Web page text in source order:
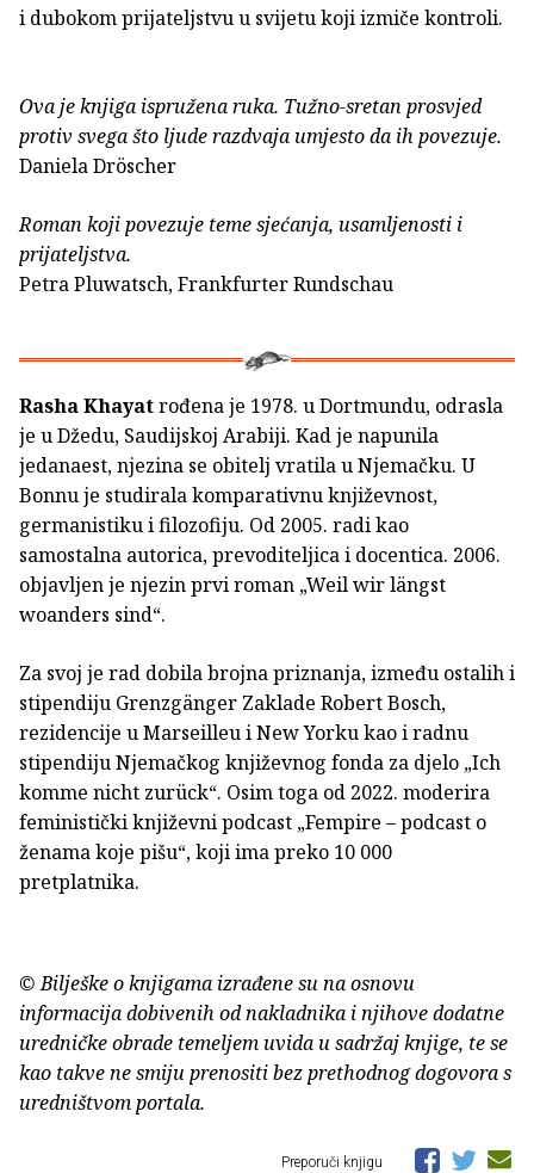
i dubokom prijateljstvu u svijetu koji izmiče kontroli.
Ova je knjiga ispružena ruka. Tužno-sretan prosvjed
protiv svega što ljude razdvaja umjesto da ih povezuje.
Daniela Dröscher
Roman koji povezuje teme sjećanja, usamljenosti i
prijateljstva.
Petra Pluwatsch, Frankfurter Rundschau
Rasha Khayatrođena je 1978. u Dortmundu, odrasla
je u Džedu, Saudijskoj Arabiji. Kad je napunila
jedanaest, njezina se obitelj vratila u Njemačku. U
Bonnu je studirala komparativnu književnost,
germanistiku i filozofiju. Od 2005. radi kao
samostalna autorica, prevoditeljica i docentica. 2006.
objavljen je njezin prvi roman „Weil wir längst
woanders sind“.
Za svoj je rad dobila brojna priznanja, između ostalih i
stipendiju Grenzgänger Zaklade Robert Bosch,
rezidencije u Marseilleu i New Yorku kao i radnu
stipendiju Njemačkog književnog fonda za djelo „Ich
komme nicht zurück“. Osim toga od 2022. moderira
feministički književni podcast „Fempire – podcast o
ženama koje pišu“, koji ima preko 10 000
pretplatnika.
© Bilješke o knjigama izrađene su na osnovu
informacija dobivenih od nakladnika i njihove dodatne
uredničke obrade temeljem uvida u sadržaj knjige, te se
kao takve ne smiju prenositi bez prethodnog dogovora s
uredništvom portala.
Preporuči knjigu